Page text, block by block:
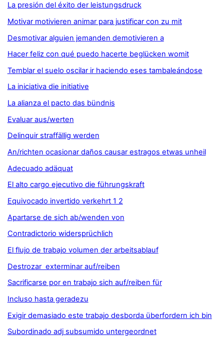
La presión del éxito der leistungsdruck
Motivar motivieren animar para justificar con zu mit
Desmotivar alguien jemanden demotivieren a
Hacer feliz con qué puedo hacerte beglücken womit
Temblar el suelo oscilar ir haciendo eses tambaleándose
La iniciativa die initiative
La alianza el pacto das bündnis
Evaluar aus/werten
Delinquir straffällig werden
An/richten ocasionar daños causar estragos etwas unheil
Adecuado adäquat
El alto cargo ejecutivo die führungskraft
Equivocado invertido verkehrt 1 2
Apartarse de sich ab/wenden von
Contradictorio widersprüchlich
El flujo de trabajo volumen der arbeitsablauf
Destrozar exterminar auf/reiben
Sacrificarse por en trabajo sich auf/reiben für
Incluso hasta geradezu
Exigir demasiado este trabajo desborda überfordern ich bin
Subordinado adj subsumido untergeordnet